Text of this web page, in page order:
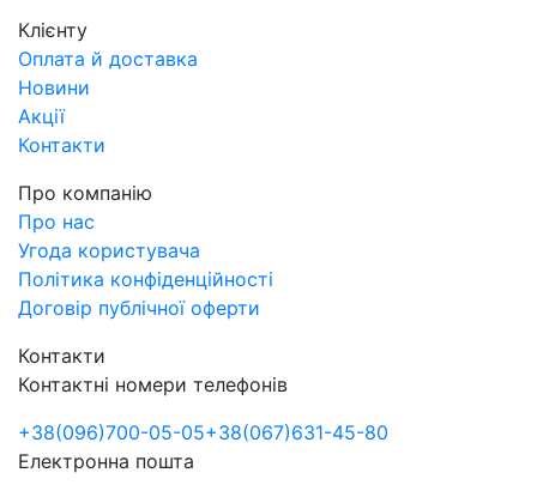
Клієнту
Оплата й доставка
Новини
Акції
Контакти
Про компанію
Про нас
Угода користувача
Політика конфіденційності
Договір публічної оферти
Контакти
Контактні номери телефонів
+38(096)700-05-05+38(067)631-45-80
Електронна пошта